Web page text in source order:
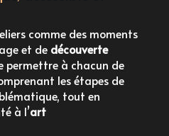
comme des moments
et de découverte
permettre à chacun de
les étapes de
tout en
à l’art